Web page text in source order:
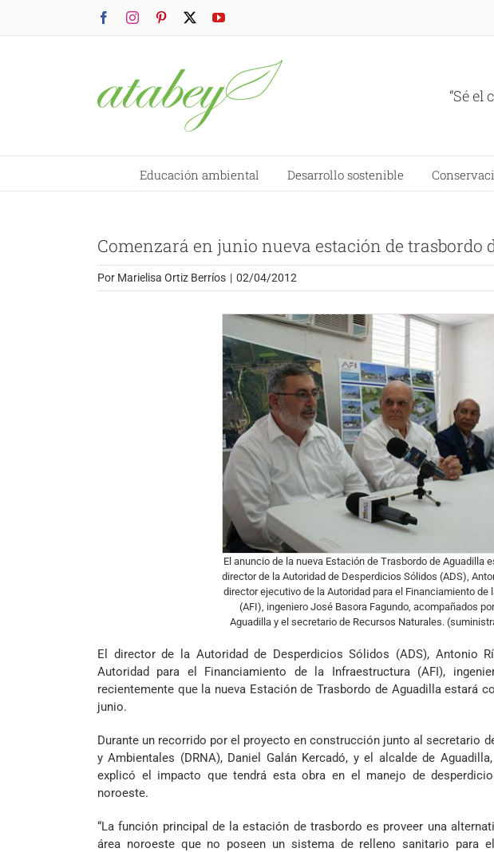
FacebookInstagramPinterest YouTube
“Sé el
Educación ambiental Desarrollo sostenible
Comenzará en junio nueva estación de trasbordo
Por Marielisa Ortiz Berríos | 02/04/2012
El anuncio de la nueva Estación de Trasbordo de Aguadilla
director de la Autoridad de Desperdicios Sólidos (ADS),
director ejecutivo de la Autoridad para el Financiamiento de
(AFI), ingeniero José Basora Fagundo, acompañados
Aguadilla y el secretario de Recursos Naturales.
El director de la Autoridad de Desperdicios Sólidos (ADS), Antonio
Autoridad para el Financiamiento de la Infraestructura (AFI),
recientemente que la nueva Estación de Trasbordo de Aguadilla estará
junio.
Durante un recorrido por el proyecto en construcción junto al secretario
y Ambientales (DRNA), Daniel Galán Kercadó, y el alcalde de
explicó el impacto que tendrá esta obra en el manejo de
noroeste.
“La función principal de la estación de trasbordo es proveer una
área noroeste que no poseen un sistema de relleno sanitario para